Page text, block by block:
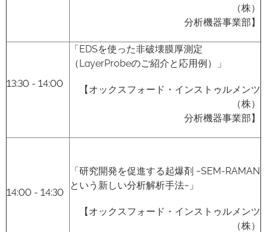
（株）
分析機器事業部】
13:30 - 14:00
「EDSを使った非破壊膜厚測定
（LayerProbeのご紹介と応用例）」
【オックスフォード・インストゥルメンツ
（株）
分析機器事業部】
14:00 - 14:30
「研究開発を促進する起爆剤 ~SEM-RAMAN
という新しい分析解析手法~」
【オックスフォード・インストゥルメンツ
（株）